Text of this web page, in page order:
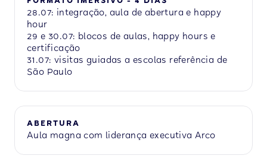
28.07: integração, aula de abertura e happy
hour
29 e 30.07: blocos de aulas, happy hours e
certificação
31.07: visitas guiadas a escolas referência de
São Paulo
ABERTURA
Aula magna com liderança executiva Arco